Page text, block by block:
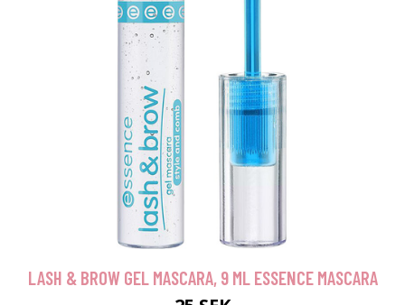
LASH & BROW GEL MASCARA, 9 ML ESSENCE MASCARA